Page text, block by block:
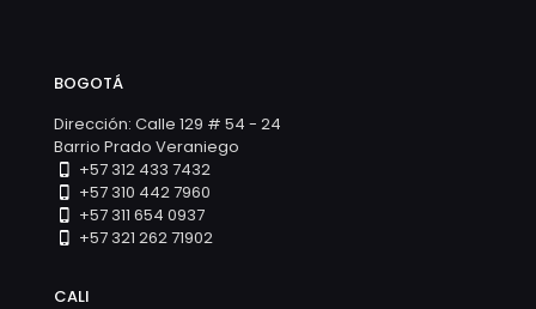
BOGOTÁ
Dirección: Calle 129 # 54 - 24
Barrio Prado Veraniego
+57 312 433 7432
+57 310 442 7960
+57 311 654 0937
+57 321 262 71902
CALI